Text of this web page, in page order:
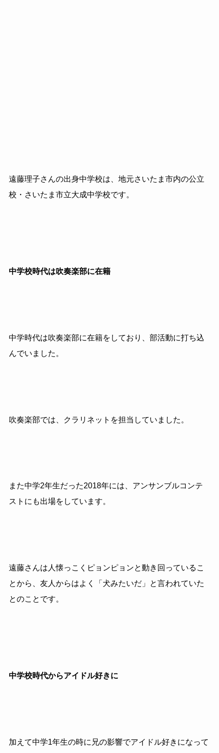
遠藤理子さんの出身中学校は、地元さいたま市内の公立
校・さいたま市立大成中学校です。
中学校時代は吹奏楽部に在籍
中学時代は吹奏楽部に在籍をしており、部活動に打ち込
んでいました。
吹奏楽部では、クラリネットを担当していました。
また中学2年生だった2018年には、アンサンブルコンテ
ストにも出場をしています。
遠藤さんは人懐っこくピョンピョンと動き回っているこ
とから、友人からはよく「犬みたいだ」と言われていた
とのことです。
中学校時代からアイドル好きに
加えて中学1年生の時に兄の影響でアイドル好きになって